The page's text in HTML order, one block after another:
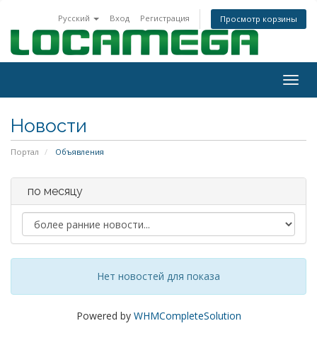
Русский Вход Регистрация Просмотр корзины
Новости
Портал Объявления
по месяцу
Нет новостей для показа
Powered by WHMCompleteSolution